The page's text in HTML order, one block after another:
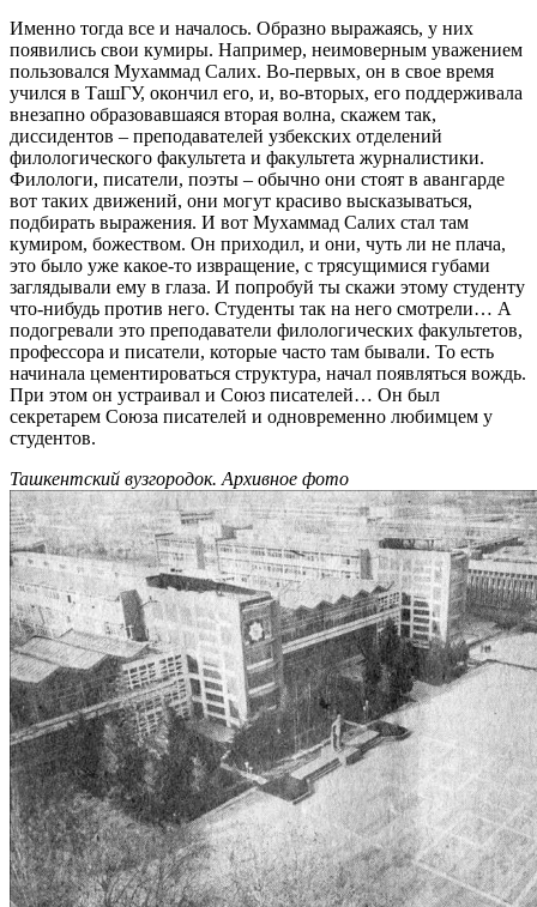
Именно тогда все и началось. Образно выражаясь, у них
появились свои кумиры. Например, неимоверным уважением
пользовался Мухаммад Салих. Во-первых, он в свое время
учился в ТашГУ, окончил его, и, во-вторых, его поддерживала
внезапно образовавшаяся вторая волна, скажем так,
диссидентов – преподавателей узбекских отделений
филологического факультета и факультета журналистики.
Филологи, писатели, поэты – обычно они стоят в авангарде
вот таких движений, они могут красиво высказываться,
подбирать выражения. И вот Мухаммад Салих стал там
кумиром, божеством. Он приходил, и они, чуть ли не плача,
это было уже какое-то извращение, с трясущимися губами
заглядывали ему в глаза. И попробуй ты скажи этому студенту
что-нибудь против него. Студенты так на него смотрели… А
подогревали это преподаватели филологических факультетов,
профессора и писатели, которые часто там бывали. То есть
начинала цементироваться структура, начал появляться вождь.
При этом он устраивал и Союз писателей… Он был
секретарем Союза писателей и одновременно любимцем у
студентов.
Ташкентский вузгородок. Архивное фото